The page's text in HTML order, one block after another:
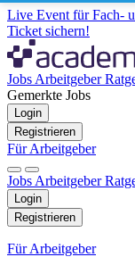
Live Event für Fach-
Ticket sichern!
Jobs Arbeitgeber
Gemerkte Jobs
Login
Registrieren
Für Arbeitgeber
Jobs Arbeitgeber
Login
Registrieren
Für Arbeitgeber